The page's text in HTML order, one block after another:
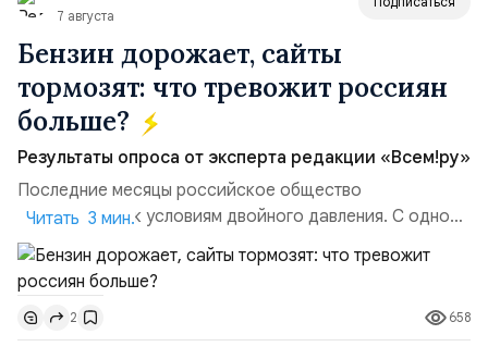
7 августа
Бензин дорожает, сайты
тормозят: что тревожит россиян
больше?
Результаты опроса от эксперта редакции «Всем!ру»
Последние месяцы российское общество
адаптируется к условиям двойного давления. С одной
стороны, происходит рост цен на товары первой
необходимости, инфляция и локальные сбои в
поставках бензина. А с другой – технологическая
турбулентность: перебои в работе интернета,
блокировки сайтов, необходимость осваивать VPN и
Читать 3 мин.
2 658